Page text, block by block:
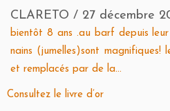
CLARETO / 27 décembre
bientôt 8 ans .au barf depuis leur
nains (jumelles)sont magnifiques!
et remplacés par de la...
Consultez le livre d’or